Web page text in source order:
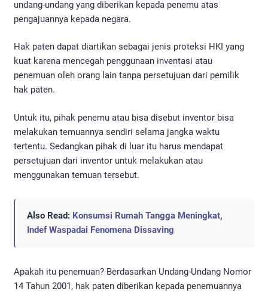
undang-undang yang diberikan kepada penemu atas
pengajuannya kepada negara.
Hak paten dapat diartikan sebagai jenis proteksi HKI yang
kuat karena mencegah penggunaan inventasi atau
penemuan oleh orang lain tanpa persetujuan dari pemilik
hak paten.
Untuk itu, pihak penemu atau bisa disebut inventor bisa
melakukan temuannya sendiri selama jangka waktu
tertentu. Sedangkan pihak di luar itu harus mendapat
persetujuan dari inventor untuk melakukan atau
menggunakan temuan tersebut.
Also Read: Konsumsi Rumah Tangga Meningkat,
Indef Waspadai Fenomena Dissaving
Apakah itu penemuan? Berdasarkan Undang-Undang Nomor
14 Tahun 2001, hak paten diberikan kepada penemuannya